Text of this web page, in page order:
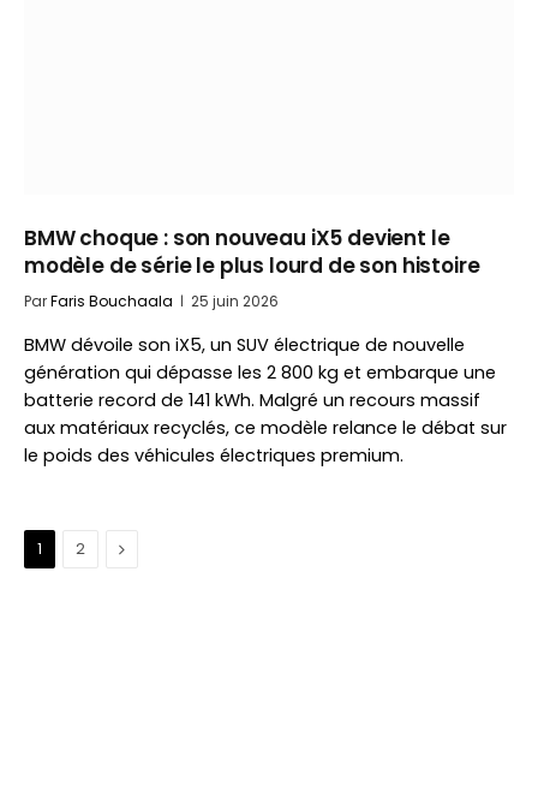
BMW choque : son nouveau iX5 devient le
modèle de série le plus lourd de son histoire
ParFaris Bouchaala 25 juin 2026
BMW dévoile son iX5, un SUV électrique de nouvelle
génération qui dépasse les 2 800 kg et embarque une
batterie record de 141 kWh. Malgré un recours massif
aux matériaux recyclés, ce modèle relance le débat sur
le poids des véhicules électriques premium.
1 2 Suivant